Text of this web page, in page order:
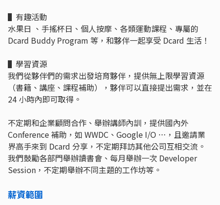
▌有趣活動
水果日 、手搖杯日、個人按摩、各類運動課程、專屬的
Dcard Buddy Program 等，和夥伴一起享受 Dcard 生活！
▌學習資源
我們從夥伴們的需求出發培育夥伴，提供無上限學習資源
（書籍、講座、課程補助），夥伴可以直接提出需求，並在
24 小時內即可取得。
不定期和企業顧問合作、舉辦講師內訓，提供國內外
Conference 補助，如 WWDC、Google I/O ⋯，且邀請業
界高手來到 Dcard 分享，不定期拜訪其他公司互相交流。
我們鼓勵各部門舉辦讀書會、每月舉辦一次 Developer
Session，不定期舉辦不同主題的工作坊等。
薪資範圍